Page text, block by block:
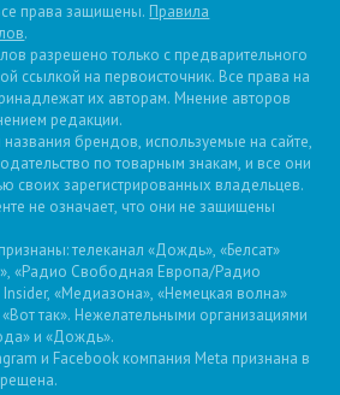
права защищены. Правила
.
разрешено только с предварительного
ссылкой на первоисточник. Все права на
их авторам. Мнение авторов
редакции.
брендов, используемые на сайте,
по товарным знакам, и все они
своих зарегистрированных владельцев.
не означает, что они не защищены
телеканал «Дождь», «Белсат»
«Радио Свободная Европа/Радио
«Медиазона», «Немецкая волна»
так». Нежелательными организациями
и «Дождь».
и Facebook компания Metа признана в